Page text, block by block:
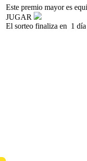
Este premio mayor es
JUGAR
El sorteo finaliza en 1